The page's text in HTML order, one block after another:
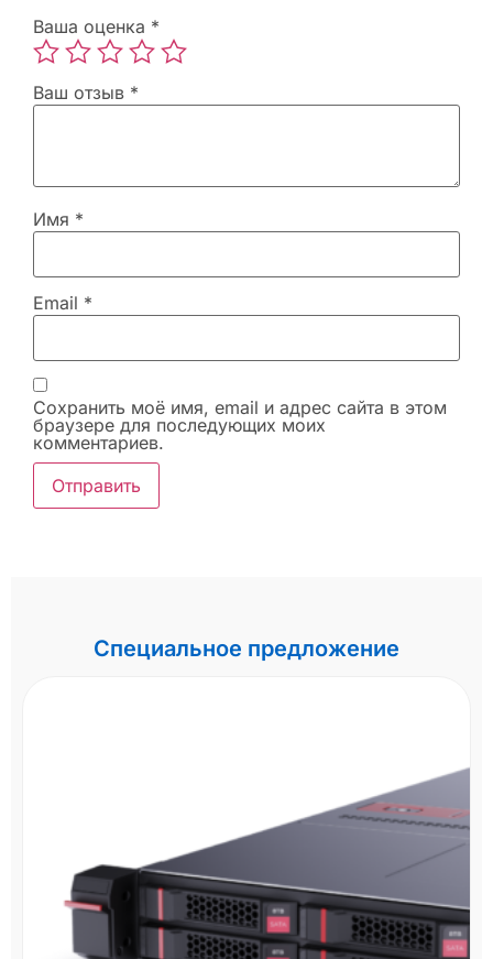
Ваша оценка *
Ваш отзыв *
Имя *
Email *
Сохранить моё имя, email и адрес сайта в этом
браузере для последующих моих
комментариев.
Специальное предложение